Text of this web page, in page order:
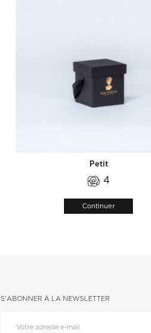
Petit
4
Continuer
S'ABONNER À LA NEWSLETTER